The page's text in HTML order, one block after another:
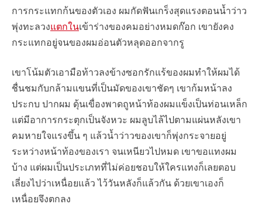
การกระแทกก้นของตัวเอง ผมกัดฟันเกร็งสุดแรงตอนน้ำว่าว
พุ่งทะลวงแตกในเข้าร่างของคมอย่างหมดก๊อก เขายังคง
กระแทกอยู่จนของผมอ่อนตัวหลุดออกจากรู
เขาโน้มตัวเอามือท้าวลงข้างซอกรักแร้ของผมทำให้ผมได้
ชื่นชมกับกล้ามแขนที่เป็นมัดของเขาชัดๆ เขาก้มหน้าลง
ประกบ ปากผม ดุ้นเขื่องพาดถูหน้าท้องผมแข็งเป็นท่อนเหล็ก
แต่มีอาการกระตุกเป็นจังหวะ ผมลูบไล้ไปตามแผ่นหลังเขา
คมหายใจแรงขึ้น ๆ แล้วน้ำว่าวของเขาก็พุ่งกระจายอยู่
ระหว่างหน้าท้องของเรา จนเหนียวไปหมด เขาขอแทงผม
บ้าง แต่ผมเป็นประเภทที่ไม่ค่อยชอบให้ใครแทงก็เลยตอบ
เลี่ยงไปว่าเหนื่อยแล้ว ไว้วันหลังก็แล้วกัน ด้วยเขาเองก็
เหนื่อยจึงตกลง